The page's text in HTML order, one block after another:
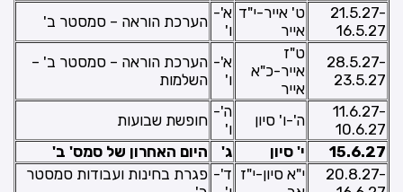
21.5.27-
16.5.27
ט' אייר-י"ד
אייר
א'-
ו'
הערכת הוראה – סמסטר ב'
28.5.27-
23.5.27
ט"ז
אייר-כ"א
אייר
א'-
ו'
הערכת הוראה – סמסטר ב' –
השלמות
11.6.27-
10.6.27
ה'-ו' סיון
ה'-
ו'
חופשת שבועות
15.6.27
י' סיון ג'
היום האחרון של סמס' ב'
20.8.27-
י"א סיון-י"ז ד'- פגרת בחינות ועבודות סמסטר